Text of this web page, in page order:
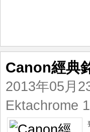
Canon經典
2013年05月
Ektachrome